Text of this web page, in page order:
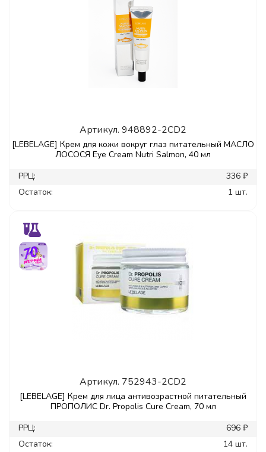
Артикул. 948892-2CD2
[LEBELAGE] Крем для кожи вокруг глаз питательный МАСЛО
ЛОСОСЯ Eye Cream Nutri Salmon, 40 мл
РРЦ:
336 ₽
Остаток:
1 шт.
Артикул. 752943-2CD2
[LEBELAGE] Крем для лица антивозрастной питательный
ПРОПОЛИС Dr. Propolis Cure Cream, 70 мл
РРЦ:
696 ₽
Остаток:
14 шт.